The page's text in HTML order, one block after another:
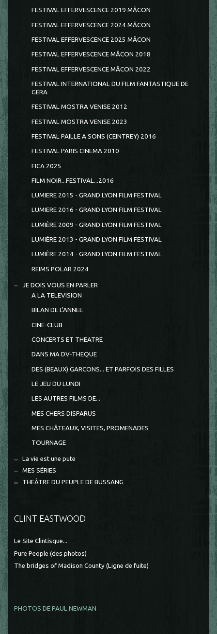
FESTIVAL EFFERVESCENCE 2019 MÂCON
FESTIVAL EFFERVESCENCE 2024 MÂCON
FESTIVAL EFFERVESCENCE 2025 MÂCON
FESTIVAL EFFERVESCENCE MÂCON 2018
FESTIVAL EFFERVESCENCE MÂCON 2022
FESTIVAL INTERNATIONAL DU FILM FANTASTIQUE DE
GERA
FESTIVAL MOSTRA VENISE 2012
FESTIVAL MOSTRA VENISE 2023
FESTIVAL PAILLE A SONS (CEINTREY) 2016
FESTIVAL PARIS CINEMA 2010
FICA 2025
FILM NOIR...FESTIVAL...2016
LUMIERE 2015 - GRAND LYON FILM FESTIVAL
LUMIERE 2016 - GRAND LYON FILM FESTIVAL
LUMIÈRE 2009 - GRAND LYON FILM FESTIVAL
LUMIÈRE 2013 - GRAND LYON FILM FESTIVAL
LUMIÈRE 2014 - GRAND LYON FILM FESTIVAL
REIMS POLAR 2024
JE DOIS VOUS EN PARLER
A LA TELEVISION
BILAN DE L'ANNEE
CINE-CLUB
CONCERTS ET THEATRE
DANS MA DV-THEQUE
DES (BEAUX) GARCONS... ET PARFOIS DES FILLES
LE JEU DU LUNDI
LES AUTRES FILMS DE...
MES CHERS DISPARUS
MES CHÂTEAUX, VISITES, PROMENADES
TOURNAGE
La vie est une pute
MES SÉRIES
THEÂTRE DU PEUPLE DE BUSSANG
CLINT EASTWOOD
Le Site Clintisque...
Pure People (des photos)
The bridges of Madison County (Ligne de fuite)
PHOTOS DE PAUL NEWMAN